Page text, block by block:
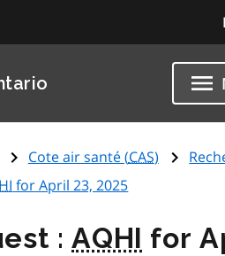
Cote air santé (CAS)
for April 23, 2025
:AQHI for